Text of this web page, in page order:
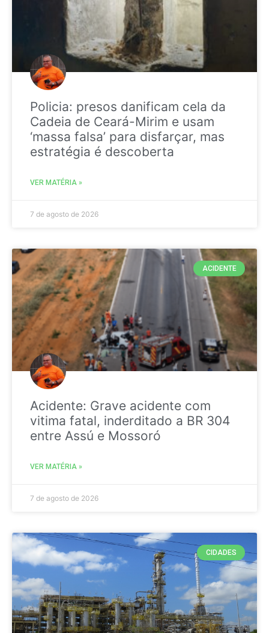
Policia: presos danificam cela da
Cadeia de Ceará-Mirim e usam
‘massa falsa’ para disfarçar, mas
estratégia é descoberta
VER MATÉRIA »
7 de agosto de 2026
ACIDENTE
Acidente: Grave acidente com
vitima fatal, inderditado a BR 304
entre Assú e Mossoró
VER MATÉRIA »
7 de agosto de 2026
CIDADES